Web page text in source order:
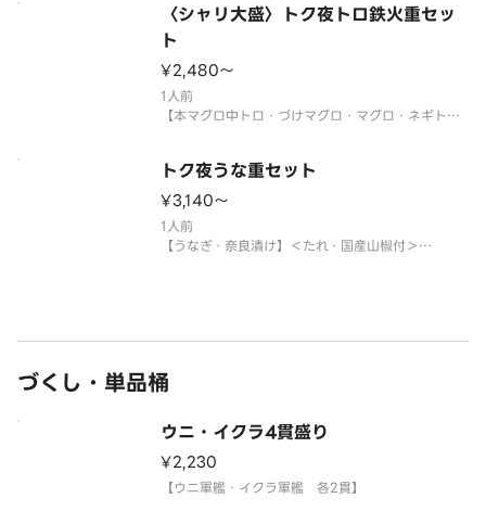
※酢飯を使用しています。
※年末年始・お盆期間中は販売をお休みさせていた
だく場合がございます。
サイドメニューは下記よりお選
〈シャリ大盛〉トク夜トロ鉄火重セッ
ト
¥2,480〜
1人前
【本マグロ中トロ・づけマグロ・マグロ・ネギト
〈わさび付〉
※酢飯を使用しています。
※年末年始・お盆期間中は販売をお休みさせていた
だく場合がございます。
トク夜うな重セット
¥3,140〜
1人前
【うなぎ・奈良漬け】＜たれ・国産山椒付＞
※〈カップ赤だし（あさり）〉は、お湯をご用意く
※うなぎには小骨が多く入っている場合
づくし・単品桶
ウニ・イクラ4貫盛り
¥2,230
【ウニ軍艦・イクラ軍艦 各2貫】